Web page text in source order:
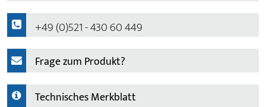
+49 (0)521 - 430 60 449
Frage zum Produkt?
Technisches Merkblatt